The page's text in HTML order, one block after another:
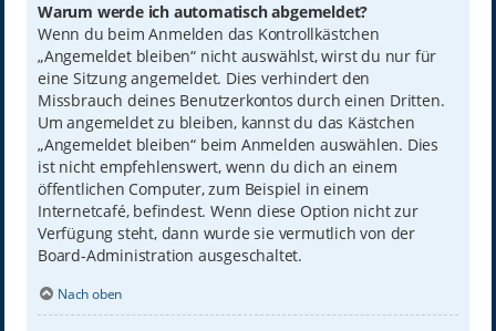
Warum werde ich automatisch abgemeldet?
Wenn du beim Anmelden das Kontrollkästchen
„Angemeldet bleiben“ nicht auswählst, wirst du nur für
eine Sitzung angemeldet. Dies verhindert den
Missbrauch deines Benutzerkontos durch einen Dritten.
Um angemeldet zu bleiben, kannst du das Kästchen
„Angemeldet bleiben“ beim Anmelden auswählen. Dies
ist nicht empfehlenswert, wenn du dich an einem
öffentlichen Computer, zum Beispiel in einem
Internetcafé, befindest. Wenn diese Option nicht zur
Verfügung steht, dann wurde sie vermutlich von der
Board-Administration ausgeschaltet.
Nach oben